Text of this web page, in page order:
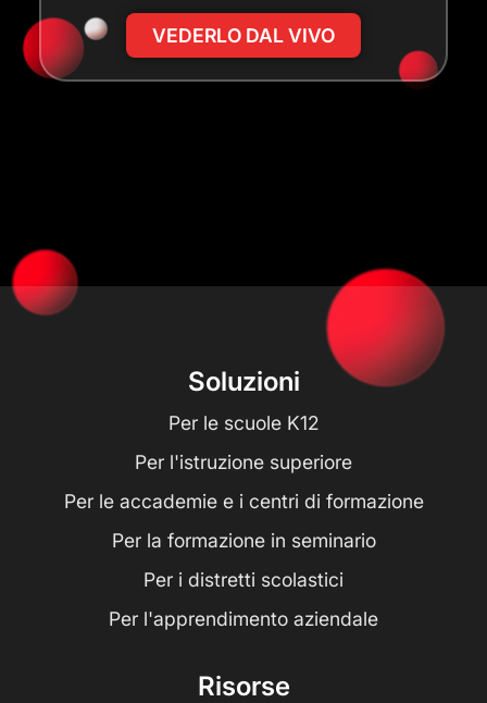
VEDERLO DAL VIVO
Soluzioni
Per le scuole K12
Per l'istruzione superiore
Per le accademie e i centri di formazione
Per la formazione in seminario
Per i distretti scolastici
Per l'apprendimento aziendale
Risorse